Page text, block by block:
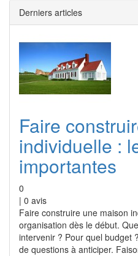
Derniers articles
Faire
individuelle :
importantes
0
| 0 avis
Faire construire une maison
organisation dès le début.
intervenir ? Pour quel budget
de questions à anticiper.